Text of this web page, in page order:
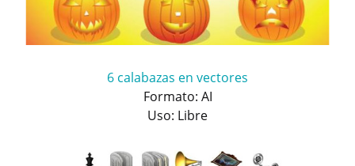
6 calabazas en vectores
Formato: AI
Uso: Libre